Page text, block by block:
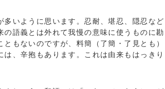
いように思います。忍耐、堪忍、隠忍など
語義とは外れて我慢の意味に使うものに勘
もないのですが、料簡（了簡・了見とも）
、辛抱もあります。これは由来もはっきり